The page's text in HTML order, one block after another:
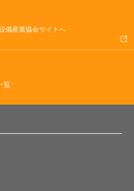
備産業協会サイトへ
覧